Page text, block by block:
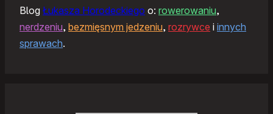
Blog Łukasza Horodeckiego o: rowerowaniu,
nerdzeniu, bezmięsnym jedzeniu, rozrywce i innych
sprawach.